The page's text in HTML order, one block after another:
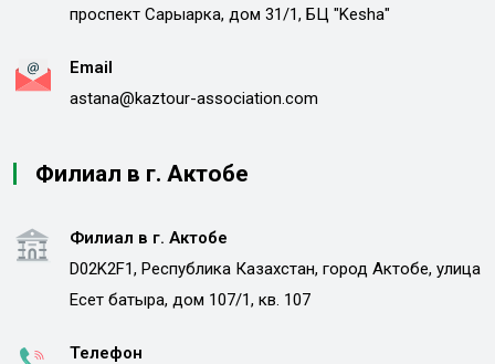
проспект Сарыарка, дом 31/1, БЦ "Kesha"
Email
astana@kaztour-association.com
Филиал в г. Актобе
Филиал в г. Актобе
D02K2F1, Республика Казахстан, город Актобе, улица
Есет батыра, дом 107/1, кв. 107
Телефон